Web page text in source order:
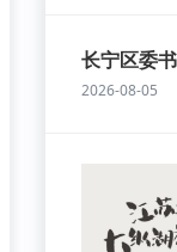
长宁区委
2026-08-05